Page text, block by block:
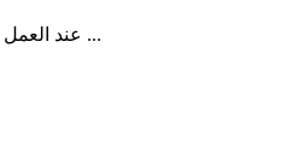
عند العمل مع خلفيات غير قياسية ، مثل: فينيل ، مزخرف ، كومة. عند اللصق ...